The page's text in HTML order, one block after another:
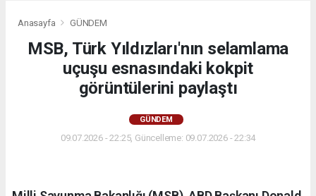
Anasayfa GÜNDEM
MSB, Türk Yıldızları'nın selamlama
uçuşu esnasındaki kokpit
görüntülerini paylaştı
GÜNDEM
09.07.2026 - 22:25, Güncelleme: 09.07.2026 - 22:34